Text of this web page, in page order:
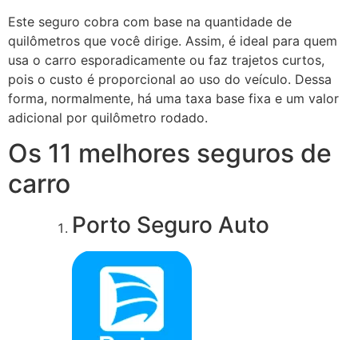
Este seguro cobra com base na quantidade de
quilômetros que você dirige. Assim, é ideal para quem
usa o carro esporadicamente ou faz trajetos curtos,
pois o custo é proporcional ao uso do veículo. Dessa
forma, normalmente, há uma taxa base fixa e um valor
adicional por quilômetro rodado.
Os 11 melhores seguros de
carro
Porto Seguro Auto